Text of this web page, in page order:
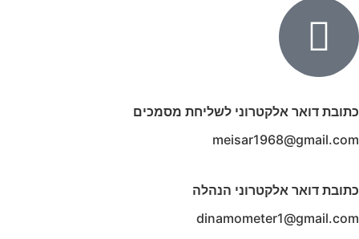
כתובת דואר אלקטרוני לשליחת מסמכים
meisar1968@gmail.com
כתובת דואר אלקטרוני הנהלה
dinamometer1@gmail.com